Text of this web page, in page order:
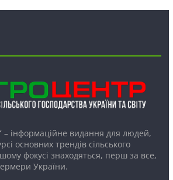
– інформаційне видання для людей,
основних трендів сільського
фокусі знаходяться, перш за все,
України.